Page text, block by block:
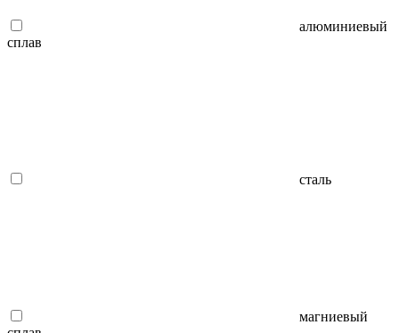
алюминиевый
сплав
сталь
магниевый